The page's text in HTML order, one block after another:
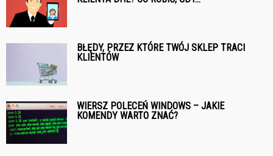
BŁĘDY, PRZEZ KTÓRE TWÓJ SKLEP TRACI
KLIENTÓW
WIERSZ POLECEŃ WINDOWS – JAKIE
KOMENDY WARTO ZNAĆ?